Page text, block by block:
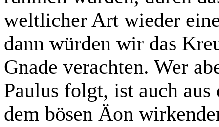
weltlicher Art wieder
dann würden wir das
Gnade verachten. Wer
Paulus folgt, ist auch
dem bösen Äon